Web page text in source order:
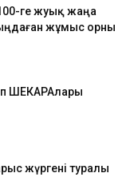
ге жуық жаңа
жұмыс орны
ШЕКАРАлары
жүргені туралы